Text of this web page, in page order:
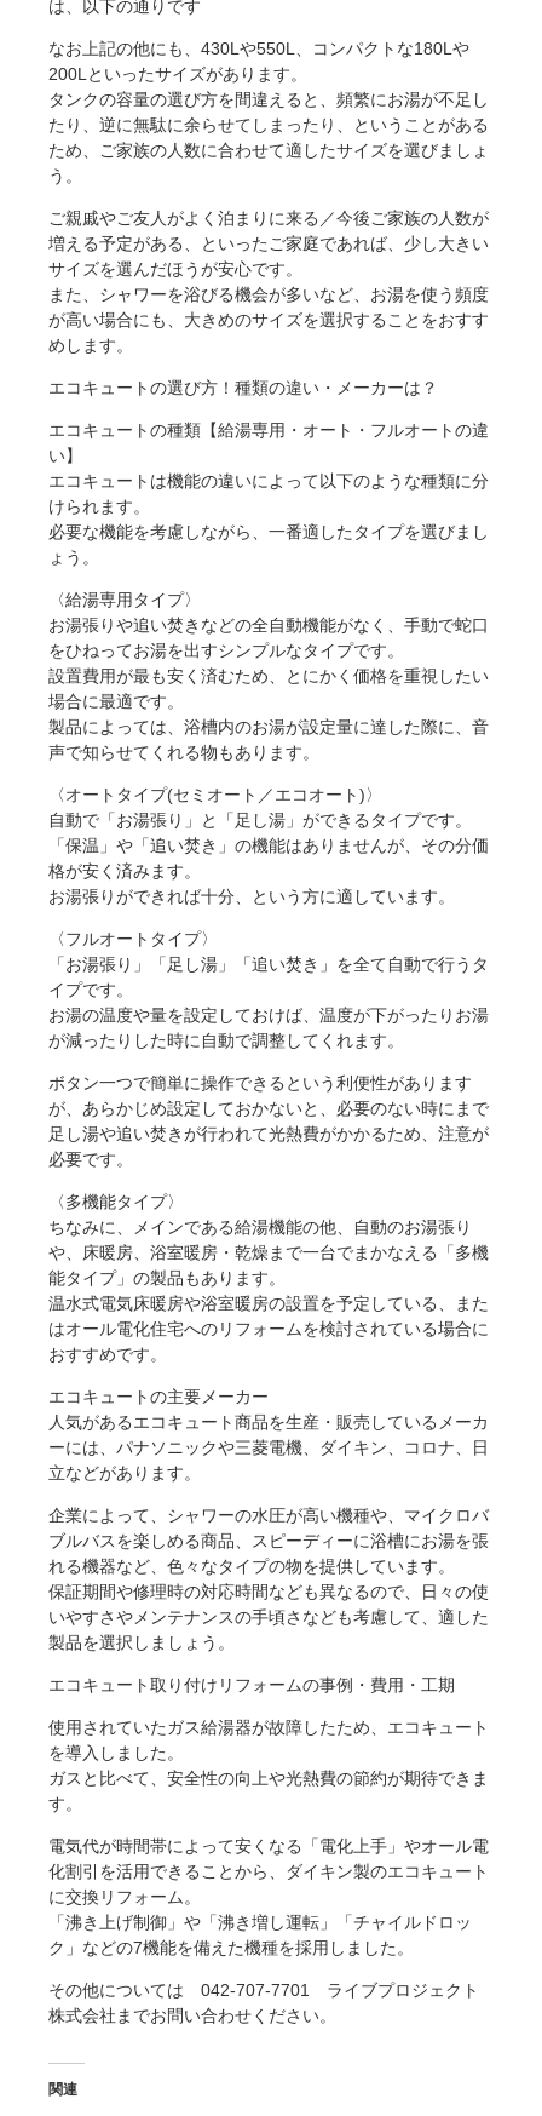
は、以下の通りです
なお上記の他にも、430Lや550L、コンパクトな180Lや
200Lといったサイズがあります。
タンクの容量の選び方を間違えると、頻繁にお湯が不足し
たり、逆に無駄に余らせてしまったり、ということがある
ため、ご家族の人数に合わせて適したサイズを選びましょ
う。
ご親戚やご友人がよく泊まりに来る／今後ご家族の人数が
増える予定がある、といったご家庭であれば、少し大きい
サイズを選んだほうが安心です。
また、シャワーを浴びる機会が多いなど、お湯を使う頻度
が高い場合にも、大きめのサイズを選択することをおすす
めします。
エコキュートの選び方！種類の違い・メーカーは？
エコキュートの種類【給湯専用・オート・フルオートの違
い】
エコキュートは機能の違いによって以下のような種類に分
けられます。
必要な機能を考慮しながら、一番適したタイプを選びまし
ょう。
〈給湯専用タイプ〉
お湯張りや追い焚きなどの全自動機能がなく、手動で蛇口
をひねってお湯を出すシンプルなタイプです。
設置費用が最も安く済むため、とにかく価格を重視したい
場合に最適です。
製品によっては、浴槽内のお湯が設定量に達した際に、音
声で知らせてくれる物もあります。
〈オートタイプ(セミオート／エコオート)〉
自動で「お湯張り」と「足し湯」ができるタイプです。
「保温」や「追い焚き」の機能はありませんが、その分価
格が安く済みます。
お湯張りができれば十分、という方に適しています。
〈フルオートタイプ〉
「お湯張り」「足し湯」「追い焚き」を全て自動で行うタ
イプです。
お湯の温度や量を設定しておけば、温度が下がったりお湯
が減ったりした時に自動で調整してくれます。
ボタン一つで簡単に操作できるという利便性があります
が、あらかじめ設定しておかないと、必要のない時にまで
足し湯や追い焚きが行われて光熱費がかかるため、注意が
必要です。
〈多機能タイプ〉
ちなみに、メインである給湯機能の他、自動のお湯張り
や、床暖房、浴室暖房・乾燥まで一台でまかなえる「多機
能タイプ」の製品もあります。
温水式電気床暖房や浴室暖房の設置を予定している、また
はオール電化住宅へのリフォームを検討されている場合に
おすすめです。
エコキュートの主要メーカー
人気があるエコキュート商品を生産・販売しているメーカ
ーには、パナソニックや三菱電機、ダイキン、コロナ、日
立などがあります。
企業によって、シャワーの水圧が高い機種や、マイクロバ
ブルバスを楽しめる商品、スピーディーに浴槽にお湯を張
れる機器など、色々なタイプの物を提供しています。
保証期間や修理時の対応時間なども異なるので、日々の使
いやすさやメンテナンスの手頃さなども考慮して、適した
製品を選択しましょう。
エコキュート取り付けリフォームの事例・費用・工期
使用されていたガス給湯器が故障したため、エコキュート
を導入しました。
ガスと比べて、安全性の向上や光熱費の節約が期待できま
す。
電気代が時間帯によって安くなる「電化上手」やオール電
化割引を活用できることから、ダイキン製のエコキュート
に交換リフォーム。
「沸き上げ制御」や「沸き増し運転」「チャイルドロッ
ク」などの7機能を備えた機種を採用しました。
その他については 042-707-7701 ライブプロジェクト
株式会社までお問い合わせください。
関連